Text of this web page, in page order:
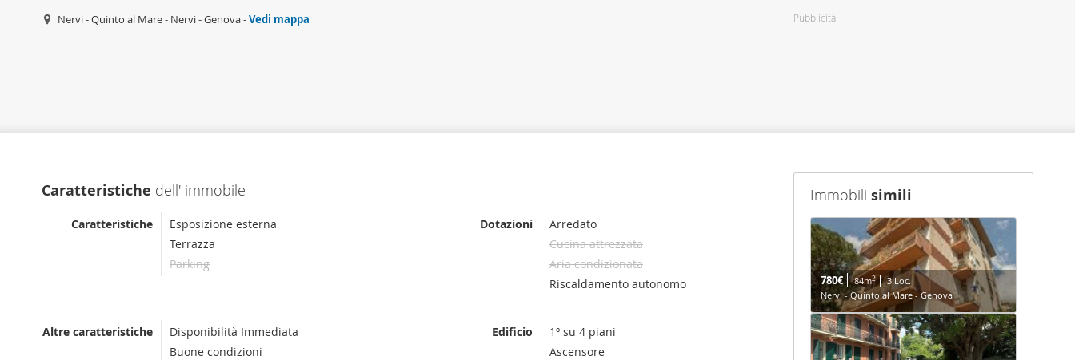
Pubblicità
Nervi - Quinto al Mare - Nervi - Genova -Vedi mappa
Caratteristiche dell' immobile
Caratteristiche
Esposizione esterna
Terrazza
Parking
Dotazioni
Arredato
Cucina attrezzata
Aria condizionata
Riscaldamento autonomo
Altre caratteristiche
Disponibilità Immediata
Buone condizioni
Edificio
1º su 4 piani
Ascensore
Immobili simili
780€ 84m2
3 Loc.
Nervi - Quinto al Mare - Genova